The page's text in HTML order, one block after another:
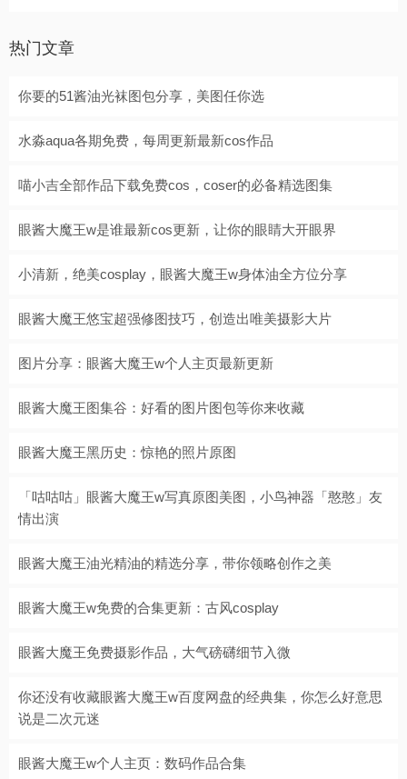
热门文章
你要的51酱油光袜图包分享，美图任你选
水淼aqua各期免费，每周更新最新cos作品
喵小吉全部作品下载免费cos，coser的必备精选图集
眼酱大魔王w是谁最新cos更新，让你的眼睛大开眼界
小清新，绝美cosplay，眼酱大魔王w身体油全方位分享
眼酱大魔王悠宝超强修图技巧，创造出唯美摄影大片
图片分享：眼酱大魔王w个人主页最新更新
眼酱大魔王图集谷：好看的图片图包等你来收藏
眼酱大魔王黑历史：惊艳的照片原图
「咕咕咕」眼酱大魔王w写真原图美图，小鸟神器「憨憨」友
情出演
眼酱大魔王油光精油的精选分享，带你领略创作之美
眼酱大魔王w免费的合集更新：古风cosplay
眼酱大魔王免费摄影作品，大气磅礴细节入微
你还没有收藏眼酱大魔王w百度网盘的经典集，你怎么好意思
说是二次元迷
眼酱大魔王w个人主页：数码作品合集